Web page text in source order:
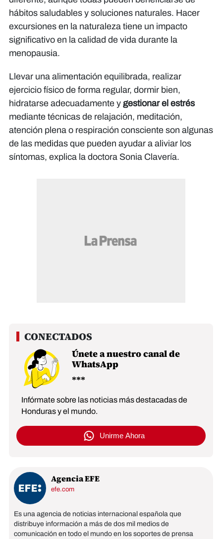
hábitos saludables y soluciones naturales. Hacer
excursiones en la naturaleza tiene un impacto
significativo en la calidad de vida durante la
menopausia.
Llevar una alimentación equilibrada, realizar
ejercicio físico de forma regular, dormir bien,
hidratarse adecuadamente y gestionar el estrés
mediante técnicas de relajación, meditación,
atención plena o respiración consciente son algunas
de las medidas que pueden ayudar a aliviar los
síntomas, explica la doctora Sonia Clavería.
Únete a nuestro canal de
WhatsApp
Infórmate sobre las noticias más destacadas de
Honduras y el mundo.
Unirme Ahora
Agencia EFE
efe.com
Es una agencia de noticias internacional española que
distribuye información a más de dos mil medios de
comunicación en todo el mundo en los soportes de prensa